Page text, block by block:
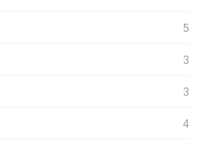
5
3
3
4